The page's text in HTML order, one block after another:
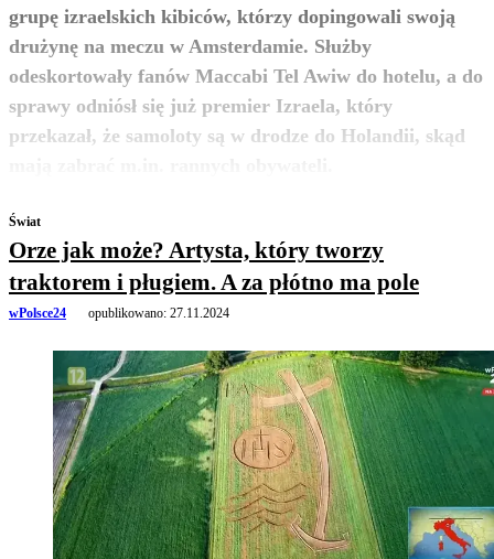
grupę izraelskich kibiców, którzy dopingowali swoją
drużynę na meczu w Amsterdamie. Służby
odeskortowały fanów Maccabi Tel Awiw do hotelu, a do
sprawy odniósł się już premier Izraela, który
przekazał, że samoloty są w drodze do Holandii, skąd
zobacz więcej
Świat
Orze jak może? Artysta, który tworzy
traktorem i pługiem. A za płótno ma pole
wPolsce24 opublikowano: 27.11.2024